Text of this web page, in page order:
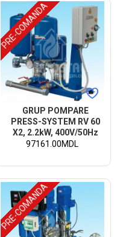
PRE-COMANDA
GRUP POMPARE
PRESS-SYSTEM RV 60
X2, 2.2kW, 400V/50Hz
97161.00MDL
PRE-COMANDA